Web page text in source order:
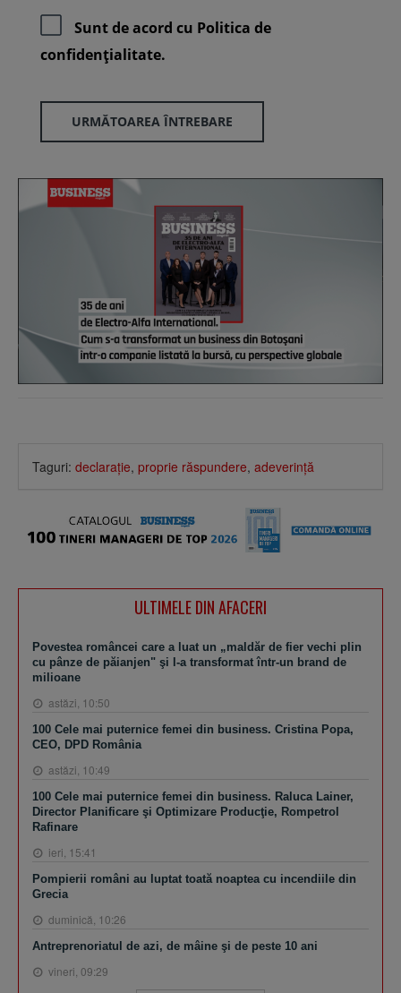
Sunt de acord cu Politica de
confidenţialitate.
URMĂTOAREA ÎNTREBARE
Taguri: declaraţie, proprie răspundere, adeverinţă
ULTIMELE DIN AFACERI
Povestea româncei care a luat un „maldăr de fier vechi plin
cu pânze de păianjen" şi l-a transformat într-un brand de
milioane
astăzi, 10:50
100 Cele mai puternice femei din business. Cristina Popa,
CEO, DPD România
astăzi, 10:49
100 Cele mai puternice femei din business. Raluca Lainer,
Director Planificare şi Optimizare Producţie, Rompetrol
Rafinare
ieri, 15:41
Pompierii români au luptat toată noaptea cu incendiile din
Grecia
duminică, 10:26
Antreprenoriatul de azi, de mâine şi de peste 10 ani
vineri, 09:29